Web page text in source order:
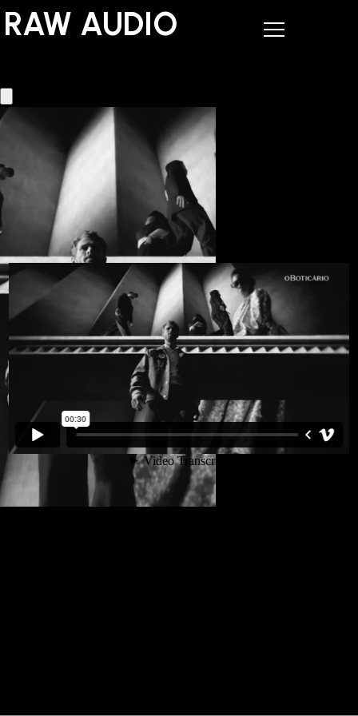
RAW AUDIO
RAW AUDIO